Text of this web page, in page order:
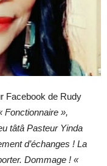
Facebook de Rudy
Fonctionnaire »,
tâtâ Pasteur Yinda
d’échanges ! La
Dommage ! «